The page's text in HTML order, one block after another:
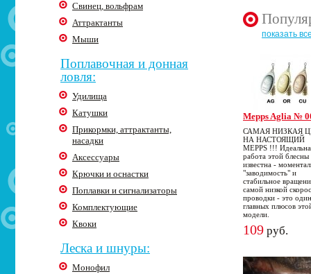
Свинец, вольфрам
Аттрактанты
Мыши
Поплавочная и донная
ловля:
Удилища
Катушки
Прикормки, аттрактанты,
насадки
Аксессуары
Крючки и оснастки
Поплавки и сигнализаторы
Комплектующие
Квоки
Леска и шнуры:
Монофил
показать
Mepps Aglia №
САМАЯ НИЗКАЯ
НА НАСТОЯЩИЙ
MEPPS !!!
работа этой блесны
известна -
"заводимость" и
стабильное
самой низкой
проводки - это
главных плюсов
модели.
109 руб.